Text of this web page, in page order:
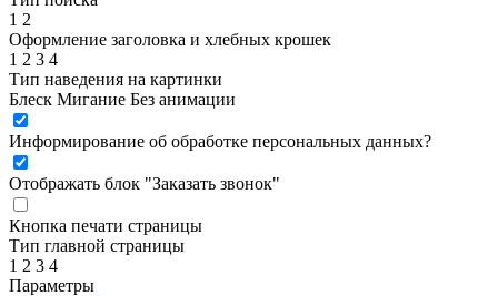
1 2
Оформление заголовка и хлебных крошек
1 2 3 4
Тип наведения на картинки
Блеск Мигание Без анимации
Информирование об обработке персональных данных?
Отображать блок "Заказать звонок"
Кнопка печати страницы
Тип главной страницы
1 2 3 4
Параметры